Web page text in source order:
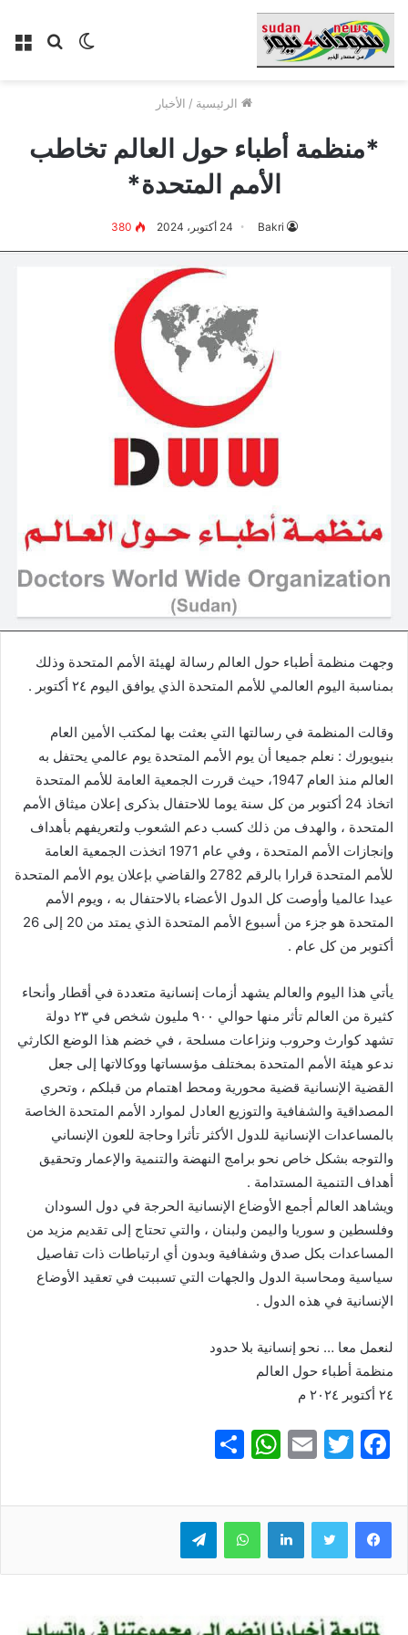
بحث الوضع
الرئيسية / الأخبار
*منظمة أطباء حول العالم تخاطب
الأمم المتحدة*
Bakri 24 أكتوبر، 2024 380
وجهت منظمة أطباء حول العالم رسالة لهيئة الأمم المتحدة وذلك
بمناسبة اليوم العالمي للأمم المتحدة الذي يوافق اليوم ٢٤ أكتوبر .
وقالت المنظمة في رسالتها التي بعثت بها لمكتب الأمين العام
بنيويورك : نعلم جميعا أن يوم الأمم المتحدة يوم عالمي يحتفل به
العالم منذ العام 1947، حيث قررت الجمعية العامة للأمم المتحدة
اتخاذ 24 أكتوبر من كل سنة يوما للاحتفال بذكرى إعلان ميثاق الأمم
المتحدة ، والهدف من ذلك كسب دعم الشعوب ولتعريفهم بأهداف
وإنجازات الأمم المتحدة ، وفي عام 1971 اتخذت الجمعية العامة
للأمم المتحدة قرارا بالرقم 2782 والقاضي بإعلان يوم الأمم المتحدة
عيدا عالميا وأوصت كل الدول الأعضاء بالاحتفال به ، ويوم الأمم
المتحدة هو جزء من أسبوع الأمم المتحدة الذي يمتد من 20 إلى 26
أكتوبر من كل عام .
يأتي هذا اليوم والعالم يشهد أزمات إنسانية متعددة في أقطار وأنحاء
كثيرة من العالم تأثر منها حوالي ٩٠٠ مليون شخص في ٢٣ دولة
تشهد كوارث وحروب ونزاعات مسلحة ، في خضم هذا الوضع الكارثي
ندعو هيئة الأمم المتحدة بمختلف مؤسساتها ووكالاتها إلى جعل
القضية الإنسانية قضية محورية ومحط اهتمام من قبلكم ، وتحري
المصداقية والشفافية والتوزيع العادل لموارد الأمم المتحدة الخاصة
بالمساعدات الإنسانية للدول الأكثر تأثرا وحاجة للعون الإنساني
والتوجه بشكل خاص نحو برامج النهضة والتنمية والإعمار وتحقيق
أهداف التنمية المستدامة .
ويشاهد العالم أجمع الأوضاع الإنسانية الحرجة في دول السودان
وفلسطين و سوريا واليمن ولبنان ، والتي تحتاج إلى تقديم مزيد من
المساعدات بكل صدق وشفافية وبدون أي ارتباطات ذات تفاصيل
سياسية ومحاسبة الدول والجهات التي تسببت في تعقيد الأوضاع
الإنسانية في هذه الدول .
لنعمل معا … نحو إنسانية بلا حدود
منظمة أطباء حول العالم
٢٤ أكتوبر ٢٠٢٤ م
F
c
e
b
o
T
itt
er
E
ai
l
W
at
s
A
p
ar
e
لينكدإن واتساب تيلقرام